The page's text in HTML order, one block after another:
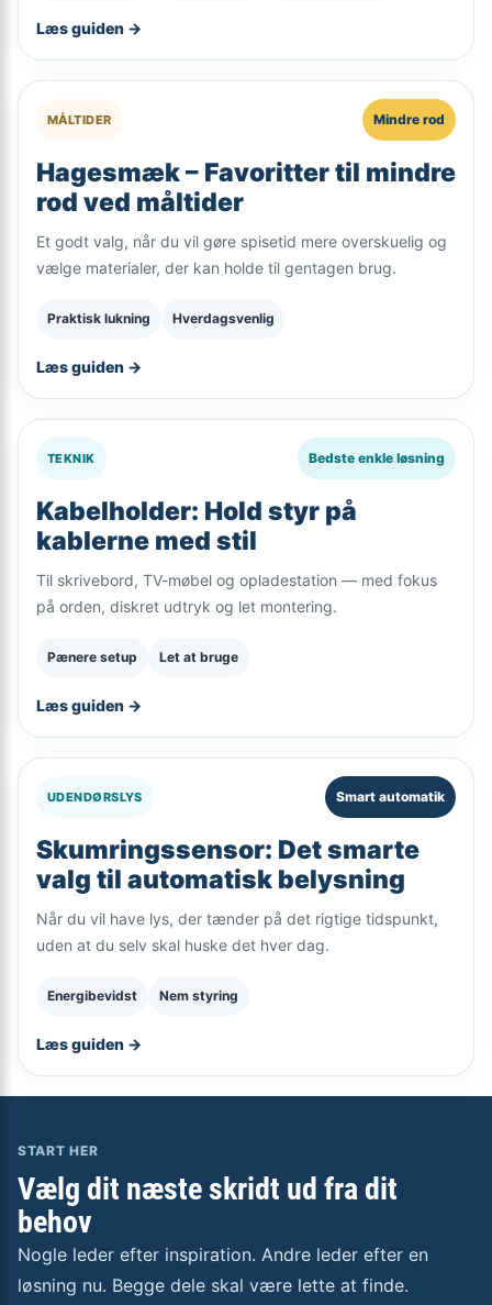
Læs guiden →
MÅLTIDER Mindre rod
Hagesmæk – Favoritter til mindre
rod ved måltider
Et godt valg, når du vil gøre spisetid mere overskuelig og
vælge materialer, der kan holde til gentagen brug.
Praktisk lukning Hverdagsvenlig
Læs guiden →
TEKNIK Bedste enkle løsning
Kabelholder: Hold styr på
kablerne med stil
Til skrivebord, TV-møbel og opladestation — med fokus
på orden, diskret udtryk og let montering.
Pænere setup Let at bruge
Læs guiden →
UDENDØRSLYS Smart automatik
Skumringssensor: Det smarte
valg til automatisk belysning
Når du vil have lys, der tænder på det rigtige tidspunkt,
uden at du selv skal huske det hver dag.
Energibevidst Nem styring
Læs guiden →
START HER
Vælg dit næste skridt ud fra dit
behov
Nogle leder efter inspiration. Andre leder efter en
løsning nu. Begge dele skal være lette at finde.